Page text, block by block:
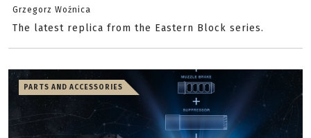
Grzegorz Woźnica
The latest replica from the Eastern Block series.
PARTS AND ACCESSORIES